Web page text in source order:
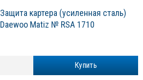
Защита картера (усиленная сталь)
Daewoo Matiz № RSA 1710
Купить